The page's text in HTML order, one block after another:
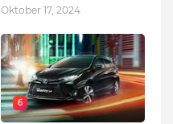
Oktober 17, 2024
6